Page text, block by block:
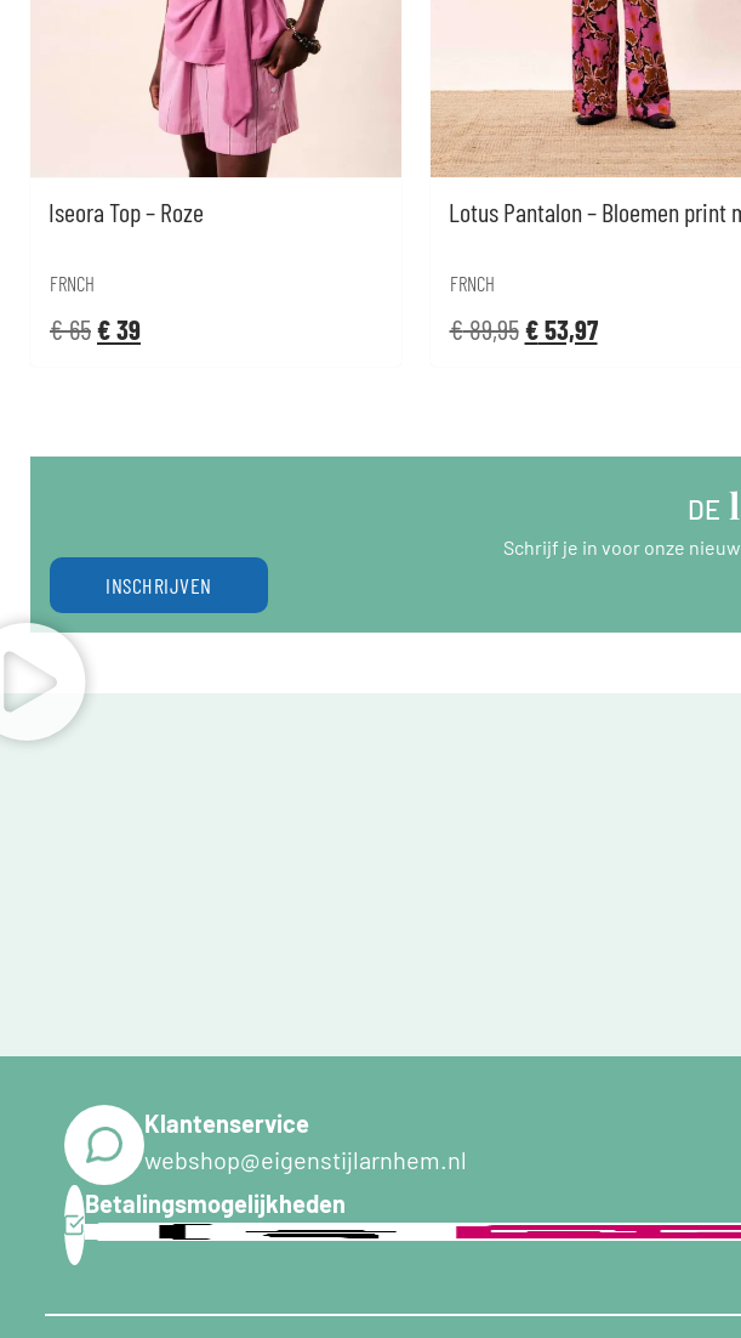
Iseora Top – Roze
FRNCH
€65€39
Lotus Pantalon – Bloemen print
FRNCH
€89,95€53,97
DE
Schrijf je in voor onze
INSCHRIJVEN
Klantenservice
webshop@eigenstijlarnhem.nl
Betalingsmogelijkheden